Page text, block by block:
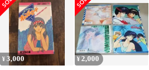
¥3,000 ¥2,000